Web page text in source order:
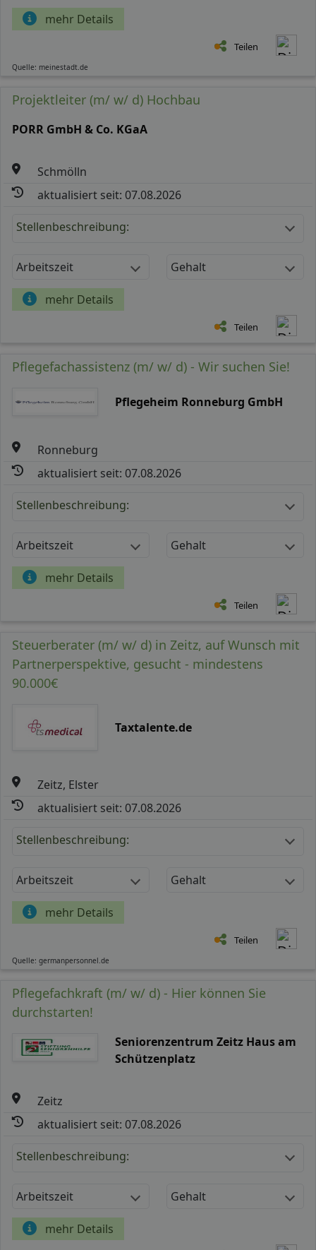
mehr Details
Teilen
Quelle: meinestadt.de
Projektleiter (m/ w/ d) Hochbau
PORR GmbH & Co. KGaA
Schmölln
aktualisiert seit: 07.08.2026
Stellenbeschreibung:
Arbeitszeit Gehalt
mehr Details
Teilen
Pflegefachassistenz (m/ w/ d) - Wir suchen Sie!
Pflegeheim Ronneburg GmbH
Ronneburg
aktualisiert seit: 07.08.2026
Stellenbeschreibung:
Arbeitszeit Gehalt
mehr Details
Teilen
Steuerberater (m/ w/ d) in Zeitz, auf Wunsch mit
Partnerperspektive, gesucht - mindestens
90.000€
Taxtalente.de
Zeitz, Elster
aktualisiert seit: 07.08.2026
Stellenbeschreibung:
Arbeitszeit Gehalt
mehr Details
Teilen
Quelle: germanpersonnel.de
Pflegefachkraft (m/ w/ d) - Hier können Sie
durchstarten!
Seniorenzentrum Zeitz Haus am
Schützenplatz
Zeitz
aktualisiert seit: 07.08.2026
Stellenbeschreibung:
Arbeitszeit Gehalt
mehr Details